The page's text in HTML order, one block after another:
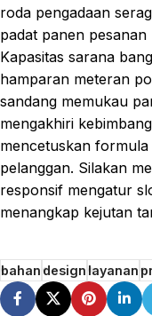
roda pengadaan
padat panen
Kapasitas sarana
hamparan meteran
sandang memukau
mengakhiri
mencetuskan
pelanggan. Silakan
responsif mengatur
menangkap kejutan
bahandesignlayanan